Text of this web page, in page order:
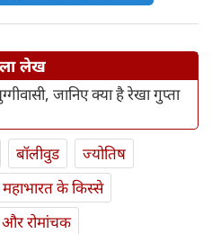
लेख
जानिए क्या है रेखा गुप्ता
बॉलीवुड
ज्योतिष
महाभारत के किस्से
रोमांचक